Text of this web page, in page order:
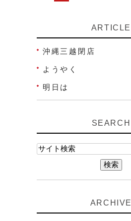
ARTICLE
沖縄三越閉店
ようやく
明日は
SEARCH
ARCHIVE